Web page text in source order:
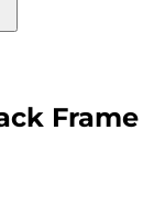
Frame